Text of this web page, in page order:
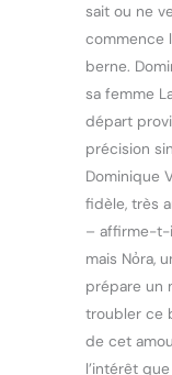
sait ou ne
commence
berne.
sa femme
départ
précision
Dominique
fidèle, très
– affirme-t-
mais No̓ra,
prépare un
troubler ce
de cet
l’intérêt